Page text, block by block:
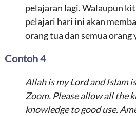
pelajaran lagi. Walaupun
pelajari hari ini akan
orang tua dan semua
Contoh 4
Allah is my Lord and Islam
Zoom. Please allow all the
knowledge to good use.